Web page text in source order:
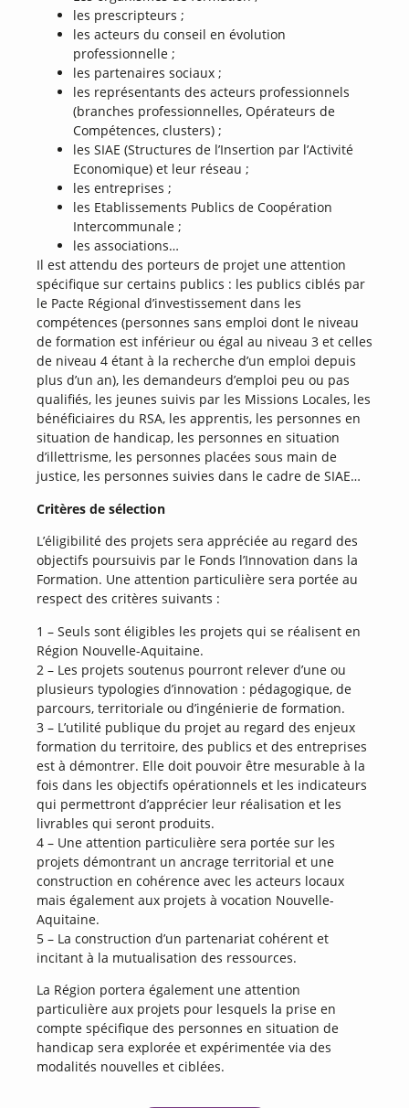
les prescripteurs ;
les acteurs du conseil en évolution
professionnelle ;
les partenaires sociaux ;
les représentants des acteurs professionnels
(branches professionnelles, Opérateurs de
Compétences, clusters) ;
les SIAE (Structures de l’Insertion par l’Activité
Economique) et leur réseau ;
les entreprises ;
les Etablissements Publics de Coopération
Intercommunale ;
les associations…
Il est attendu des porteurs de projet une attention
spécifique sur certains publics : les publics ciblés par
le Pacte Régional d’investissement dans les
compétences (personnes sans emploi dont le niveau
de formation est inférieur ou égal au niveau 3 et celles
de niveau 4 étant à la recherche d’un emploi depuis
plus d’un an), les demandeurs d’emploi peu ou pas
qualifiés, les jeunes suivis par les Missions Locales, les
bénéficiaires du RSA, les apprentis, les personnes en
situation de handicap, les personnes en situation
d’illettrisme, les personnes placées sous main de
justice, les personnes suivies dans le cadre de SIAE…
Critères de sélection
L’éligibilité des projets sera appréciée au regard des
objectifs poursuivis par le Fonds l’Innovation dans la
Formation. Une attention particulière sera portée au
respect des critères suivants :
1 – Seuls sont éligibles les projets qui se réalisent en
Région Nouvelle-Aquitaine.
2 – Les projets soutenus pourront relever d’une ou
plusieurs typologies d’innovation : pédagogique, de
parcours, territoriale ou d’ingénierie de formation.
3 – L’utilité publique du projet au regard des enjeux
formation du territoire, des publics et des entreprises
est à démontrer. Elle doit pouvoir être mesurable à la
fois dans les objectifs opérationnels et les indicateurs
qui permettront d’apprécier leur réalisation et les
livrables qui seront produits.
4 – Une attention particulière sera portée sur les
projets démontrant un ancrage territorial et une
construction en cohérence avec les acteurs locaux
mais également aux projets à vocation Nouvelle-
Aquitaine.
5 – La construction d’un partenariat cohérent et
incitant à la mutualisation des ressources.
La Région portera également une attention
particulière aux projets pour lesquels la prise en
compte spécifique des personnes en situation de
handicap sera explorée et expérimentée via des
modalités nouvelles et ciblées.